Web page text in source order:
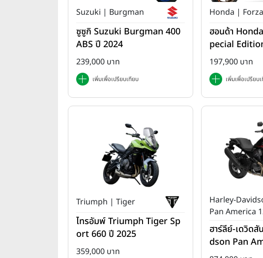
Suzuki | Burgman
ซูซูกิ Suzuki Burgman 400
ABS ปี 2024
239,000 บาท
เพิ่มเพื่อเปรียบเทียบ
Honda | Forza
ฮอนด้า
pecial
da ปี 2025
197,900 บาท
เพิ่มเพื่อเปรียบ
Triumph | Tiger
ไทรอัมพ์ Triumph Tiger Sp
ort 660 ปี 2025
359,000 บาท
Harley-
Pan America
ฮาร์ลีย์-เดวิด
dson Pan
T ปี 2025